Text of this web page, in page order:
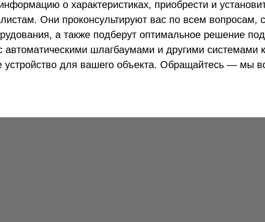
о характеристиках, приобрести и
Они проконсультируют вас по всем вопросам,
а также подберут оптимальное решение
автоматическими шлагбаумами и другими системами
устройство для вашего объекта. Обращайтесь — мы